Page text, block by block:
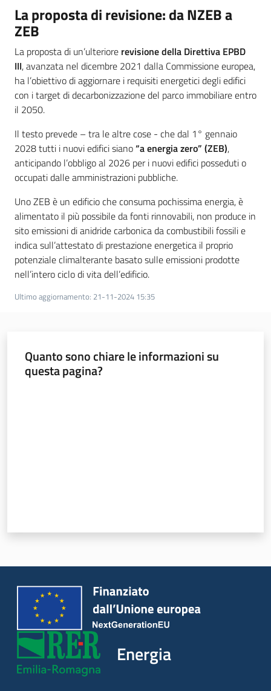
La proposta di revisione: da NZEB a
ZEB
La proposta di un’ulteriore revisione della Direttiva EPBD
III, avanzata nel dicembre 2021 dalla Commissione europea,
ha l’obiettivo di aggiornare i requisiti energetici degli edifici
con i target di decarbonizzazione del parco immobiliare entro
il 2050.
Il testo prevede – tra le altre cose - che dal 1° gennaio
2028 tutti i nuovi edifici siano“a energia zero” (ZEB),
anticipando l’obbligo al 2026 per i nuovi edifici posseduti o
occupati dalle amministrazioni pubbliche.
Uno ZEB è un edificio che consuma pochissima energia, è
alimentato il più possibile da fonti rinnovabili, non produce in
sito emissioni di anidride carbonica da combustibili fossili e
indica sull’attestato di prestazione energetica il proprio
potenziale climalterante basato sulle emissioni prodotte
nell’intero ciclo di vita dell’edificio.
Ultimo aggiornamento: 21-11-2024 15:35
Quanto sono chiare le informazioni su
questa pagina?
Energia